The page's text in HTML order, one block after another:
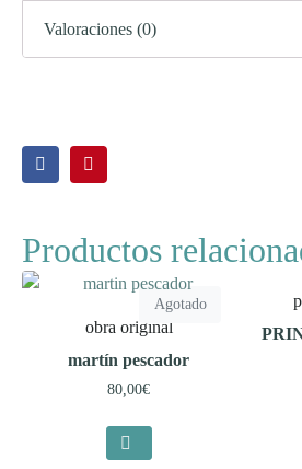
Valoraciones (0)
Productos
Agotado
obra original
martín pescador
80,00€